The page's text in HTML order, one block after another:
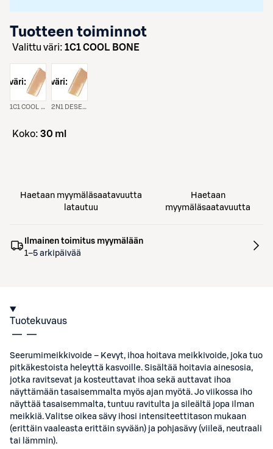
Tuotteen toiminnot
Valittu väri: 1C1 COOL BONE
väri:
1C1 COOL BONE
väri:
2N1 DESERT BEIGE
koko: 30 ml
Haetaan myymäläsaatavuutta
latautuu
Haetaan
myymäläsaatavuutta
Ilmainen toimitus myymälään
1–5 arkipäivää
Tuotekuvaus
Seerumimeikkivoide – Kevyt, ihoa hoitava meikkivoide, joka tuo
pitkäkestoista heleyttä kasvoille. Sisältää hoitavia ainesosia,
jotka ravitsevat ja kosteuttavat ihoa sekä auttavat ihoa
näyttämään tasaisemmalta myös ajan myötä. Jo viikossa iho
näyttää tasaisemmalta, tuntuu ravitulta ja sileältä jopa ilman
meikkiä. Valitse oikea sävy ihosi intensiteettitason mukaan
(erittäin vaaleasta erittäin syvään) ja pohjasävy (viileä, neutraali
tai lämmin).